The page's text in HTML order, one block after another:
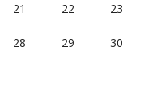
21 22 23
28 29 30